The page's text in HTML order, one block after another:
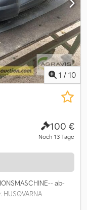
1 / 10
100 €
Noch 13 Tage
ab-
1500 qm Chodpfx